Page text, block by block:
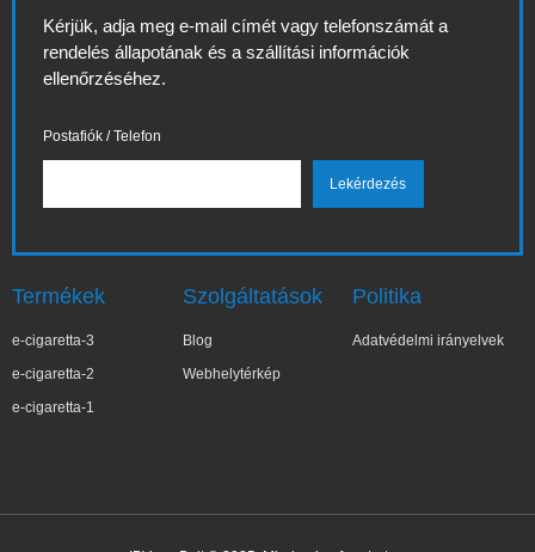
Kérjük, adja meg e-mail címét vagy telefonszámát a
rendelés állapotának és a szállítási információk
ellenőrzéséhez.
Postafiók / Telefon
Termékek
e-cigaretta-3
e-cigaretta-2
e-cigaretta-1
Szolgáltatások
Blog
Webhelytérkép
Politika
Adatvédelmi irányelvek